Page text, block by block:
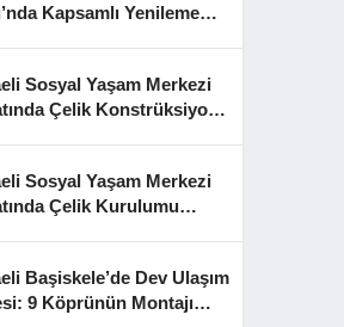
Kapsamlı Yenileme
Sosyal Yaşam Merkezi
Çelik Konstrüksiyon
Sosyal Yaşam Merkezi
Çelik Kurulumu
Başiskele’de Dev Ulaşım
9 Köprünün Montajı